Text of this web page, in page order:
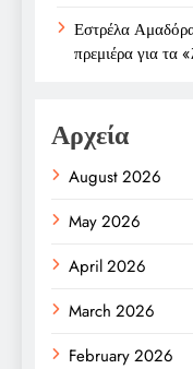
Εστρέλα
πρεμιέρα για τα
Αρχεία
August 2026
May 2026
April 2026
March 2026
February 2026